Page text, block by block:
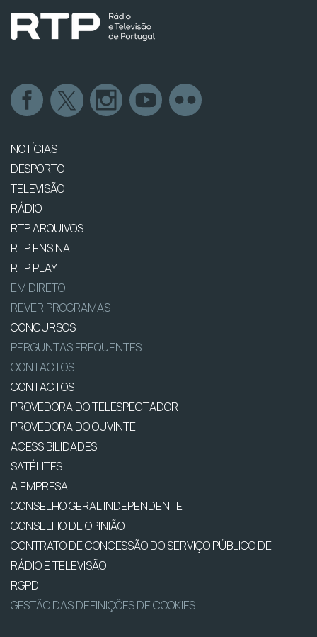
NOTÍCIAS
DESPORTO
TELEVISÃO
RÁDIO
RTP ARQUIVOS
RTP ENSINA
RTP PLAY
EM DIRETO
REVER PROGRAMAS
CONCURSOS
PERGUNTAS FREQUENTES
CONTACTOS
CONTACTOS
PROVEDORA DO TELESPECTADOR
PROVEDORA DO OUVINTE
ACESSIBILIDADES
SATÉLITES
A EMPRESA
CONSELHO GERAL INDEPENDENTE
CONSELHO DE OPINIÃO
CONTRATO DE CONCESSÃO DO SERVIÇO PÚBLICO DE
RÁDIO E TELEVISÃO
RGPD
GESTÃO DAS DEFINIÇÕES DE COOKIES